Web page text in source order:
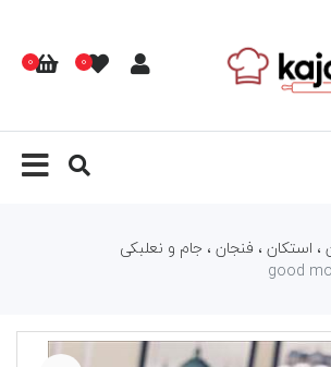
0
0
، استکان ، فنجان ، جام و نعلبکی